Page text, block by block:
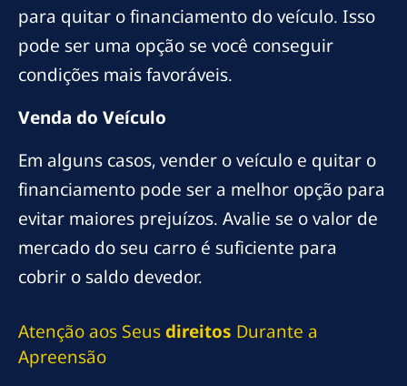
para quitar o financiamento do veículo. Isso
pode ser uma opção se você conseguir
condições mais favoráveis.
Venda do Veículo
Em alguns casos, vender o veículo e quitar o
financiamento pode ser a melhor opção para
evitar maiores prejuízos. Avalie se o valor de
mercado do seu carro é suficiente para
cobrir o saldo devedor.
Atenção aos Seusdireitos Durante a
Apreensão